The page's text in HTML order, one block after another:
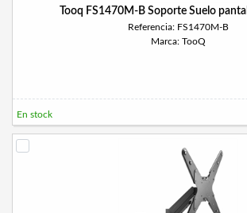
Tooq FS1470M-B Soporte Suelo
Referencia: FS1470M-B
Marca: TooQ
En stock